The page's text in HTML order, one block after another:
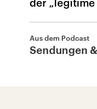
der „legitime
Aus dem Podcast
Sendungen